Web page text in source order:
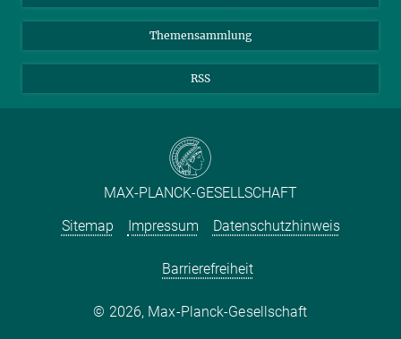
Themensammlung
RSS
MAX-PLANCK-GESELLSCHAFT
Sitemap
Impressum Datenschutzhinweis
Barrierefreiheit
2026, Max-Planck-Gesellschaft